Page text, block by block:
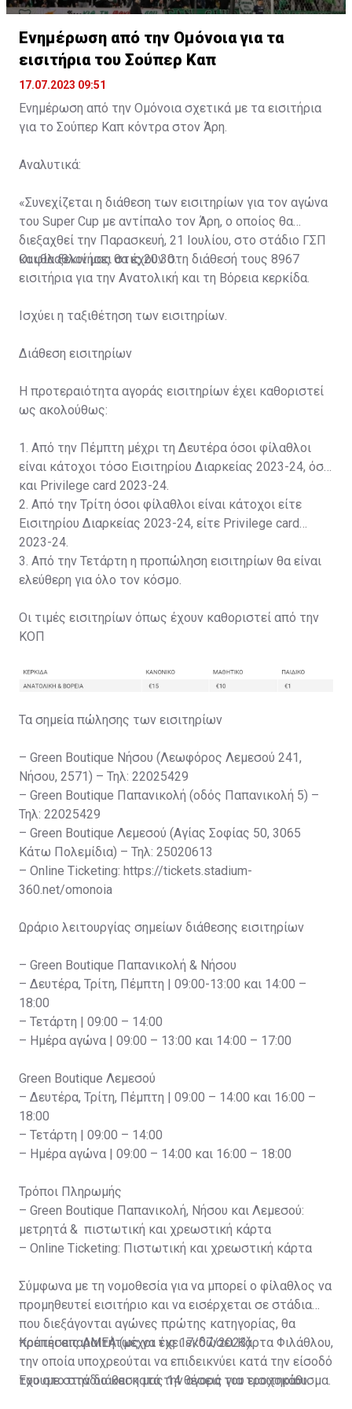
Ενημέρωση από την Ομόνοια για τα
εισιτήρια του Σούπερ Καπ
17.07.2023 09:51
Ενημέρωση από την Ομόνοια σχετικά με τα εισιτήρια
για το Σούπερ Καπ κόντρα στον Άρη.
Αναλυτικά:
«Συνεχίζεται η διάθεση των εισιτηρίων για τον αγώνα
του Super Cup με αντίπαλο τον Άρη, ο οποίος θα
διεξαχθεί την Παρασκευή, 21 Ιουλίου, στο στάδιο ΓΣΠ
και θα ξεκινήσει στις 20:30.
Οι φίλαθλοί μας θα έχουν στη διάθεσή τους 8967
εισιτήρια για την Ανατολική και τη Βόρεια κερκίδα.
Ισχύει η ταξιθέτηση των εισιτηρίων.
Διάθεση εισιτηρίων
Η προτεραιότητα αγοράς εισιτηρίων έχει καθοριστεί
ως ακολούθως:
1. Από την Πέμπτη μέχρι τη Δευτέρα όσοι φίλαθλοι
είναι κάτοχοι τόσο Εισιτηρίου Διαρκείας 2023-24, όσο
και Privilege card 2023-24.
2. Από την Τρίτη όσοι φίλαθλοι είναι κάτοχοι είτε
Εισιτηρίου Διαρκείας 2023-24, είτε Privilege card
2023-24.
3. Από την Τετάρτη η προπώληση εισιτηρίων θα είναι
ελεύθερη για όλο τον κόσμο.
Οι τιμές εισιτηρίων όπως έχουν καθοριστεί από την
ΚΟΠ
Τα σημεία πώλησης των εισιτηρίων
– Green Boutique Νήσου (Λεωφόρος Λεμεσού 241,
Νήσου, 2571) – Τηλ: 22025429
– Green Boutique Παπανικολή (οδός Παπανικολή 5) –
Τηλ: 22025429
– Green Boutique Λεμεσού (Αγίας Σοφίας 50, 3065
Κάτω Πολεμίδια) – Τηλ: 25020613
– Online Ticketing: https://tickets.stadium-
360.net/omonoia
Ωράριο λειτουργίας σημείων διάθεσης εισιτηρίων
– Green Boutique Παπανικολή & Νήσου
– Δευτέρα, Τρίτη, Πέμπτη | 09:00-13:00 και 14:00 –
18:00
– Τετάρτη | 09:00 – 14:00
– Ημέρα αγώνα | 09:00 – 13:00 και 14:00 – 17:00
Green Boutique Λεμεσού
– Δευτέρα, Τρίτη, Πέμπτη | 09:00 – 14:00 και 16:00 –
18:00
– Τετάρτη | 09:00 – 14:00
– Ημέρα αγώνα | 09:00 – 14:00 και 16:00 – 18:00
Τρόποι Πληρωμής
– Green Boutique Παπανικολή, Νήσου και Λεμεσού:
μετρητά & πιστωτική και χρεωστική κάρτα
– Online Ticketing: Πιστωτική και χρεωστική κάρτα
Σύμφωνα με τη νομοθεσία για να μπορεί ο φίλαθλος να
προμηθευτεί εισιτήριο και να εισέρχεται σε στάδια
που διεξάγονται αγώνες πρώτης κατηγορίας, θα
πρέπει απαραιτήτως να έχει εκδώσει Κάρτα Φιλάθλου,
την οποία υποχρεούται να επιδεικνύει κατά την είσοδό
του στο στάδιο και κατά την αγορά του εισιτηρίου.
Κρατήσεις ΑΜΕΑ (μέχρι τις 17/07/2023)
Έχουμε στην διάθεση μας 14 θέσεις για τροχοκάθισμα.